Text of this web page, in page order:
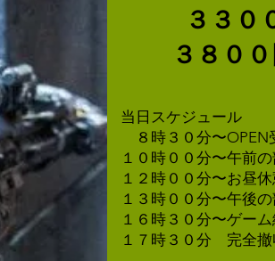
３３０
３８０
当日スケジュール
８時３０分〜OPEN
１０時００分〜午前
１２時００分〜お昼休
１３時００分〜午後
１６時３０分〜ゲーム
１７時３０分 完全撤